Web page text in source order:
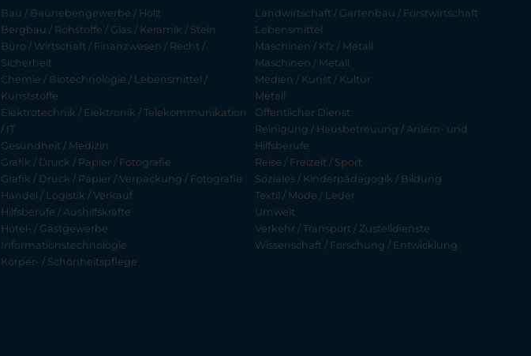
Bau / Baunebengewerbe / Holz
Bergbau / Rohstoffe / Glas / Keramik / Stein
Büro / Wirtschaft / Finanzwesen / Recht /
Sicherheit
Chemie / Biotechnologie / Lebensmittel /
Kunststoffe
Elektrotechnik / Elektronik / Telekommunikation
/ IT
Gesundheit / Medizin
Grafik / Druck / Papier / Fotografie
Grafik / Druck / Papier / Verpackung / Fotografie
Handel / Logistik / Verkauf
Hilfsberufe / Aushilfskräfte
Hotel- / Gastgewerbe
Informationstechnologie
Körper- / Schönheitspflege
Landwirtschaft / Gartenbau / Forstwirtschaft
Lebensmittel
Maschinen / Kfz / Metall
Maschinen / Metall
Medien / Kunst / Kultur
Metall
Öffentlicher Dienst
Reinigung / Hausbetreuung / Anlern- und
Hilfsberufe
Reise / Freizeit / Sport
Soziales / Kinderpädagogik / Bildung
Textil / Mode / Leder
Umwelt
Verkehr / Transport / Zustelldienste
Wissenschaft / Forschung / Entwicklung